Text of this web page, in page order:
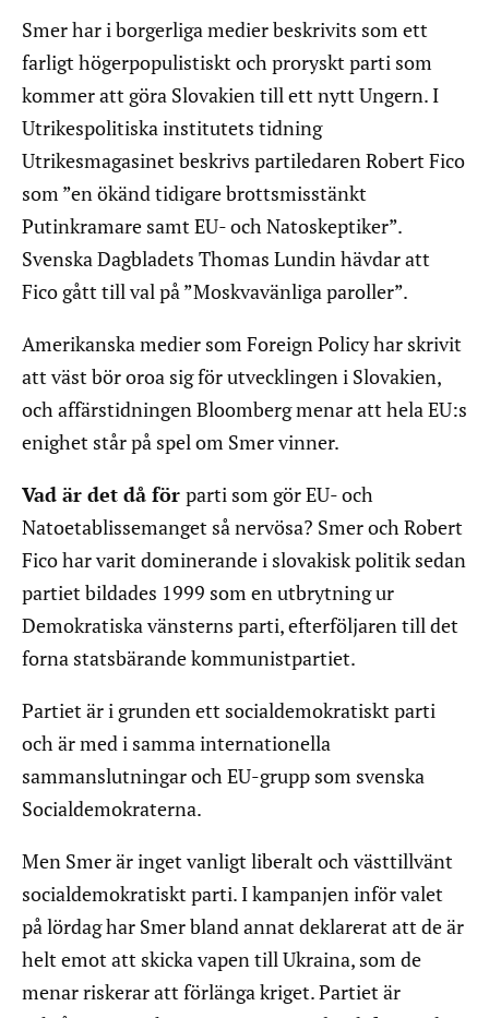
Smer har i borgerliga medier beskrivits som ett
farligt högerpopulistiskt och proryskt parti som
kommer att göra Slovakien till ett nytt Ungern. I
Utrikespolitiska institutets tidning
Utrikesmagasinet beskrivs partiledaren Robert Fico
som ”en ökänd tidigare brottsmisstänkt
Putinkramare samt EU- och Natoskeptiker”.
Svenska Dagbladets Thomas Lundin hävdar att
Fico gått till val på ”Moskvavänliga paroller”.
Amerikanska medier som Foreign Policy har skrivit
att väst bör oroa sig för utvecklingen i Slovakien,
och affärstidningen Bloomberg menar att hela EU:s
enighet står på spel om Smer vinner.
Vad är det då för parti som gör EU- och
Natoetablissemanget så nervösa? Smer och Robert
Fico har varit dominerande i slovakisk politik sedan
partiet bildades 1999 som en utbrytning ur
Demokratiska vänsterns parti, efterföljaren till det
forna statsbärande kommunistpartiet.
Partiet är i grunden ett socialdemokratiskt parti
och är med i samma internationella
sammanslutningar och EU-grupp som svenska
Socialdemokraterna.
Men Smer är inget vanligt liberalt och västtillvänt
socialdemokratiskt parti. I kampanjen inför valet
på lördag har Smer bland annat deklarerat att de är
helt emot att skicka vapen till Ukraina, som de
menar riskerar att förlänga kriget. Partiet är